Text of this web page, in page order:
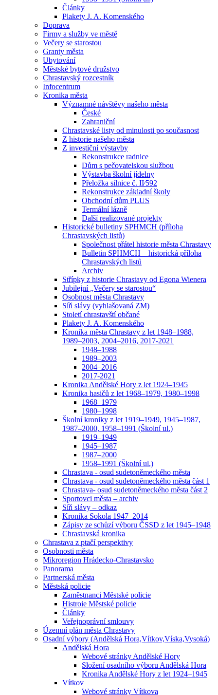
Články
Plakety J. A. Komenského
Doprava
Firmy a služby ve městě
Večery se starostou
Granty města
Ubytování
Městské bytové družstvo
Chrastavský rozcestník
Infocentrum
Kronika města
Významné návštěvy našeho města
České
Zahraniční
Chrastavské listy od minulosti po současnost
Z historie našeho města
Z investiční výstavby
Rekonstrukce radnice
Dům s pečovatelskou službou
Výstavba školní jídelny
Přeložka silnice č. II⁄592
Rekonstrukce základní školy
Obchodní dům PLUS
Termální lázně
Další realizované projekty
Historické bulletiny SPHMCH (příloha
Chrastavských listů)
Společnost přátel historie města Chrastavy
Bulletin SPHMCH – historická příloha
Chrastavských listů
Archiv
Střípky z historie Chrastavy od Egona Wienera
Jubilejní „Večery se starostou“
Osobnost města Chrastavy
Síň slávy (vyhlašovaná ZM)
Století chrastavští občané
Plakety J. A. Komenského
Kronika města Chrastavy z let 1948–1988,
1989–2003, 2004–2016, 2017-2021
1948–1988
1989–2003
2004–2016
2017-2021
Kronika Andělské Hory z let 1924–1945
Kronika hasičů z let 1968–1979, 1980–1998
1968–1979
1980–1998
Školní kroniky z let 1919–1949, 1945–1987,
1987–2000, 1958–1991 (Školní ul.)
1919–1949
1945–1987
1987–2000
1958–1991 (Školní ul.)
Chrastava - osud sudetoněmeckého města
Chrastava - osud sudetoněmeckého města část 1
Chrastava- osud sudetoněmeckého města část 2
Sportovci města – archiv
Síň slávy – odkaz
Kronika Sokola 1947–2014
Zápisy ze schůzí výboru ČSSD z let 1945–1948
Chrastavská kronika
Chrastava z ptačí perspektivy
Osobnosti města
Mikroregion Hrádecko-Chrastavsko
Panorama
Partnerská města
Městská policie
Zaměstnanci Městské policie
Histroie Městské policie
Články
Veřejnoprávní smlouvy
Územní plán města Chrastavy
Osadní výbory (Andělská Hora,Vítkov,Víska,Vysoká)
Andělská Hora
Webové stránky Andělské Hory
Složení osadního výboru Andělská Hora
Kronika Andělské Hory z let 1924–1945
Vítkov
Webové stránky Vítkova